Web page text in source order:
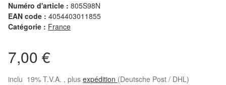
Numéro d'article : 805S98N
EAN code : 4054403011855
Catégorie : France
7,00 €
inclu 19% T.V.A. , plus expédition (Deutsche Post / DHL)